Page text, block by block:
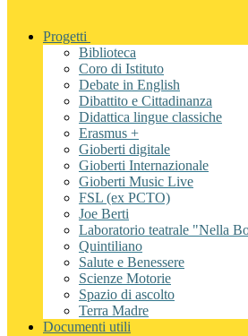
Progetti
Biblioteca
Coro di Istituto
Debate in English
Dibattito e Cittadinanza
Didattica lingue classiche
Erasmus +
Gioberti digitale
Gioberti Internazionale
Gioberti Music Live
FSL (ex PCTO)
Joe Berti
Laboratorio teatrale "Nella
Quintiliano
Salute e Benessere
Scienze Motorie
Spazio di ascolto
Terra Madre
Documenti utili